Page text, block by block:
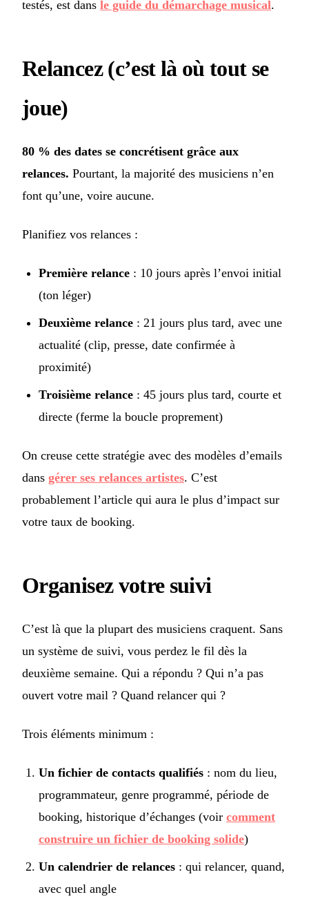
testés, est dans le guide du démarchage musical.
Relancez (c’est là où tout se
joue)
80 % des dates se concrétisent grâce aux
relances. Pourtant, la majorité des musiciens n’en
font qu’une, voire aucune.
Planifiez vos relances :
Première relance : 10 jours après l’envoi initial
(ton léger)
Deuxième relance : 21 jours plus tard, avec une
actualité (clip, presse, date confirmée à
proximité)
Troisième relance : 45 jours plus tard, courte et
directe (ferme la boucle proprement)
On creuse cette stratégie avec des modèles d’emails
dans gérer ses relances artistes. C’est
probablement l’article qui aura le plus d’impact sur
votre taux de booking.
Organisez votre suivi
C’est là que la plupart des musiciens craquent. Sans
un système de suivi, vous perdez le fil dès la
deuxième semaine. Qui a répondu ? Qui n’a pas
ouvert votre mail ? Quand relancer qui ?
Trois éléments minimum :
Un fichier de contacts qualifiés : nom du lieu,
programmateur, genre programmé, période de
booking, historique d’échanges (voir comment
construire un fichier de booking solide)
Un calendrier de relances : qui relancer, quand,
avec quel angle